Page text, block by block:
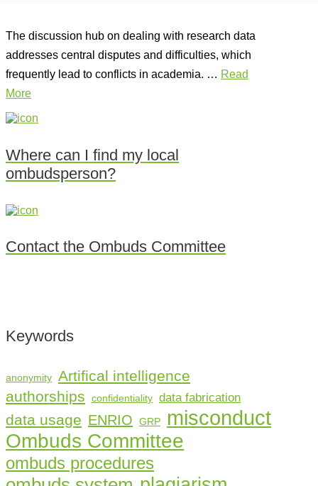
The discussion hub on dealing with research data
addresses central disputes and difficulties, which
frequently lead to conflicts in academia. … Read
More
Where can I find my local
ombudsperson?
Contact the Ombuds Committee
Keywords
anonymity Artifical intelligence
authorships
confidentiality data fabrication
data usage ENRIO GRP misconduct
Ombuds Committee
ombuds procedures